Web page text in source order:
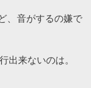
、音がするの嫌で
出来ないのは。